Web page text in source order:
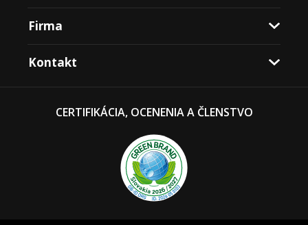
Firma
Kontakt
CERTIFIKÁCIA, OCENENIA A ČLENSTVO